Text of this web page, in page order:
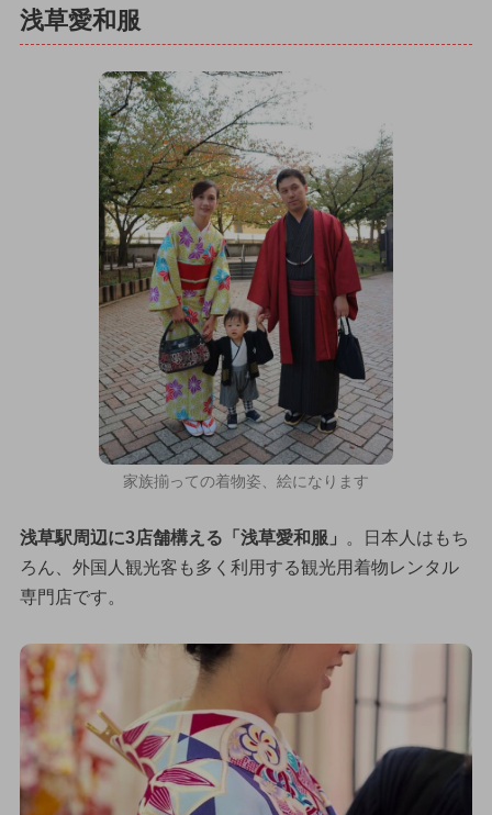
浅草愛和服
家族揃っての着物姿、絵になります
浅草駅周辺に3店舗構える「浅草愛和服」
。日本人はもち
ろん、外国人観光客も多く利用する観光用着物レンタル
専門店です。